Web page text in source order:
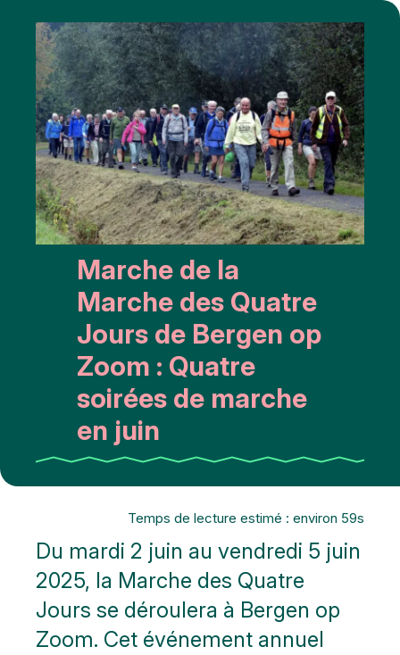
Marche de la
Marche des Quatre
Jours de Bergen op
Zoom : Quatre
soirées de marche
en juin
Temps de lecture estimé : environ 59s
Du mardi 2 juin au vendredi 5 juin
2025, la Marche des Quatre
Jours se déroulera à Bergen op
Zoom. Cet événement annuel